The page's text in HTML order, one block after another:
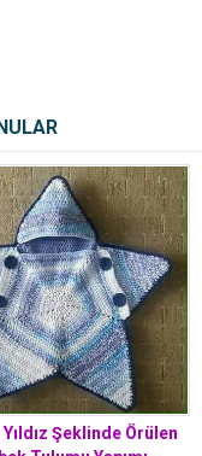
Yıldız Şeklinde Örülen